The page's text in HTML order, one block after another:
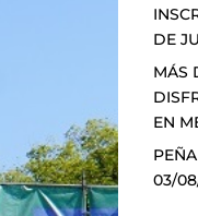
DE
MÁS
EN
03/